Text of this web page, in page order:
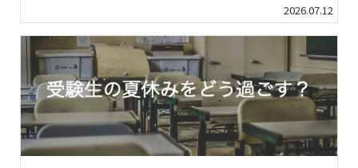
2026.07.12